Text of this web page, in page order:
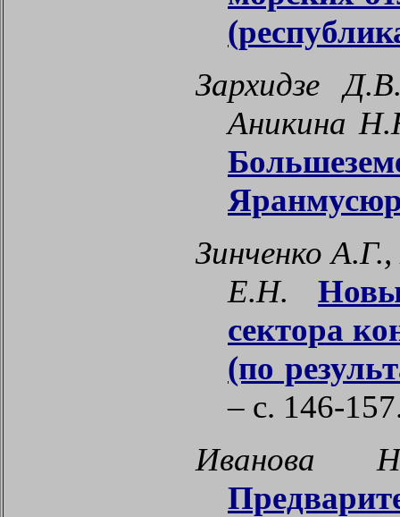
Зархидзе
Аникина
Зинченко
Е.Н.
сектора
(по
– с. 146-
Иванова